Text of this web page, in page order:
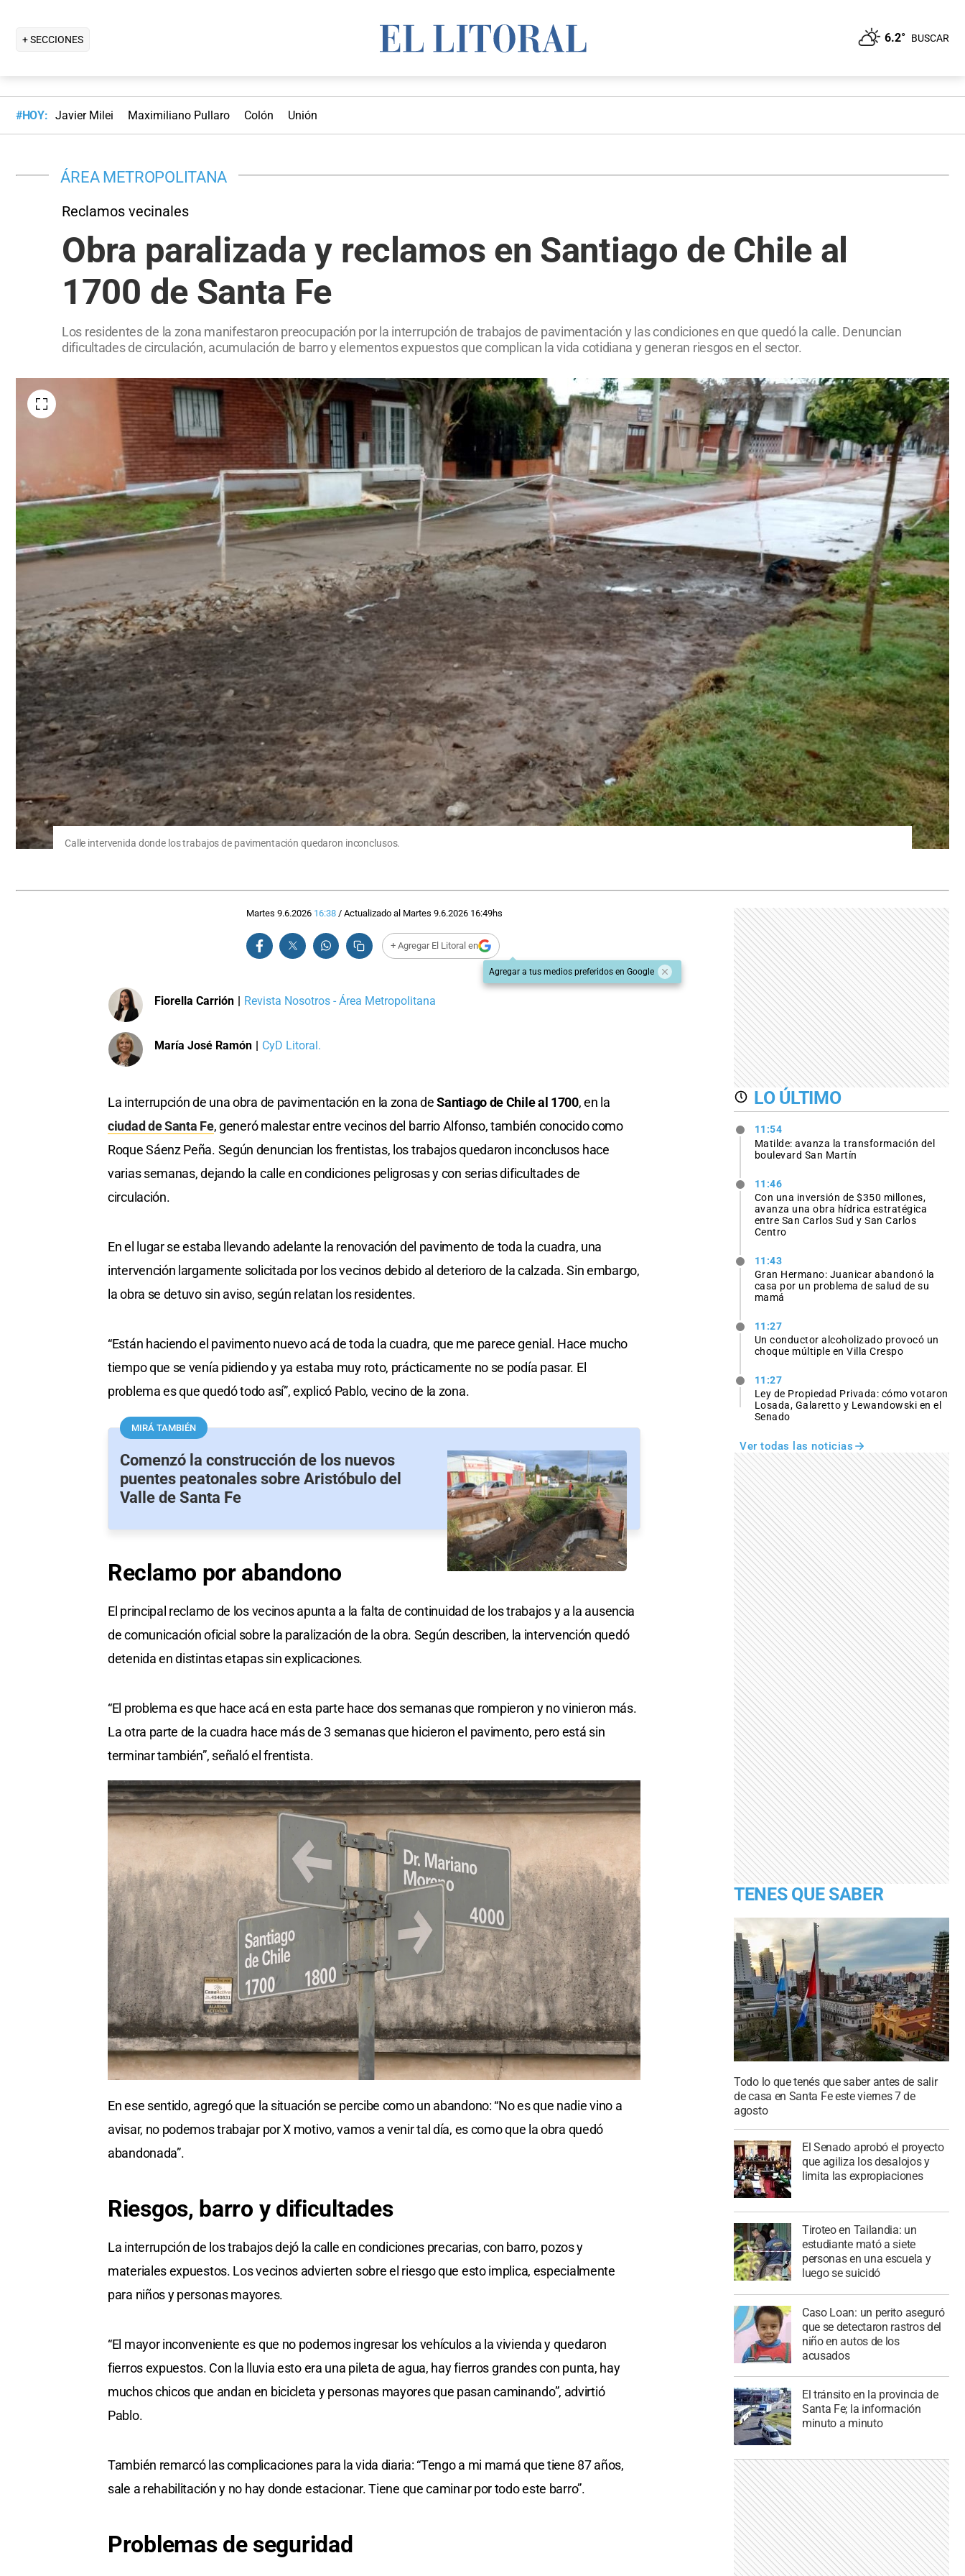
+ SECCIONES 6.2° BUSCAR
#HOY: Javier Milei Maximiliano Pullaro Colón Unión
ÁREA METROPOLITANA
Reclamos vecinales
Obra paralizada y reclamos en Santiago de Chile al
1700 de Santa Fe
Los residentes de la zona manifestaron preocupación por la interrupción de trabajos de pavimentación y las condiciones en que quedó la calle. Denuncian
dificultades de circulación, acumulación de barro y elementos expuestos que complican la vida cotidiana y generan riesgos en el sector.
Calle intervenida donde los trabajos de pavimentación quedaron inconclusos.
Martes 9.6.2026 16:38/ Actualizado al Martes 9.6.2026 16:49hs
+ Agregar El Litoral en
Agregar a tus medios preferidos en Google
Fiorella Carrión | Revista Nosotros - Área Metropolitana
María José Ramón | CyD Litoral.
La interrupción de una obra de pavimentación en la zona deSantiago de Chile al 1700, en la
ciudad de Santa Fe, generó malestar entre vecinos del barrio Alfonso, también conocido como
Roque Sáenz Peña. Según denuncian los frentistas, los trabajos quedaron inconclusos hace
varias semanas, dejando la calle en condiciones peligrosas y con serias dificultades de
circulación.
En el lugar se estaba llevando adelante la renovación del pavimento de toda la cuadra, una
intervención largamente solicitada por los vecinos debido al deterioro de la calzada. Sin embargo,
la obra se detuvo sin aviso, según relatan los residentes.
“Están haciendo el pavimento nuevo acá de toda la cuadra, que me parece genial. Hace mucho
tiempo que se venía pidiendo y ya estaba muy roto, prácticamente no se podía pasar. El
problema es que quedó todo así”, explicó Pablo, vecino de la zona.
MIRÁ TAMBIÉN
Comenzó la construcción de los nuevos
puentes peatonales sobre Aristóbulo del
Valle de Santa Fe
Reclamo por abandono
El principal reclamo de los vecinos apunta a la falta de continuidad de los trabajos y a la ausencia
de comunicación oficial sobre la paralización de la obra. Según describen, la intervención quedó
detenida en distintas etapas sin explicaciones.
“El problema es que hace acá en esta parte hace dos semanas que rompieron y no vinieron más.
La otra parte de la cuadra hace más de 3 semanas que hicieron el pavimento, pero está sin
terminar también”, señaló el frentista.
En ese sentido, agregó que la situación se percibe como un abandono: “No es que nadie vino a
avisar, no podemos trabajar por X motivo, vamos a venir tal día, es como que la obra quedó
abandonada”.
Riesgos, barro y dificultades
La interrupción de los trabajos dejó la calle en condiciones precarias, con barro, pozos y
materiales expuestos. Los vecinos advierten sobre el riesgo que esto implica, especialmente
para niños y personas mayores.
“El mayor inconveniente es que no podemos ingresar los vehículos a la vivienda y quedaron
fierros expuestos. Con la lluvia esto era una pileta de agua, hay fierros grandes con punta, hay
muchos chicos que andan en bicicleta y personas mayores que pasan caminando”, advirtió
Pablo.
También remarcó las complicaciones para la vida diaria: “Tengo a mi mamá que tiene 87 años,
sale a rehabilitación y no hay donde estacionar. Tiene que caminar por todo este barro”.
Problemas de seguridad
LO ÚLTIMO
11:54
Matilde: avanza la transformación del
boulevard San Martín
11:46
Con una inversión de $350 millones,
avanza una obra hídrica estratégica
entre San Carlos Sud y San Carlos
Centro
11:43
Gran Hermano: Juanicar abandonó la
casa por un problema de salud de su
mamá
11:27
Un conductor alcoholizado provocó un
choque múltiple en Villa Crespo
11:27
Ley de Propiedad Privada: cómo votaron
Losada, Galaretto y Lewandowski en el
Senado
Ver todas las noticias
TENES QUE SABER
Todo lo que tenés que saber antes de salir
de casa en Santa Fe este viernes 7 de
agosto
El Senado aprobó el proyecto
que agiliza los desalojos y
limita las expropiaciones
Tiroteo en Tailandia: un
estudiante mató a siete
personas en una escuela y
luego se suicidó
Caso Loan: un perito aseguró
que se detectaron rastros del
niño en autos de los
acusados
El tránsito en la provincia de
Santa Fe; la información
minuto a minuto